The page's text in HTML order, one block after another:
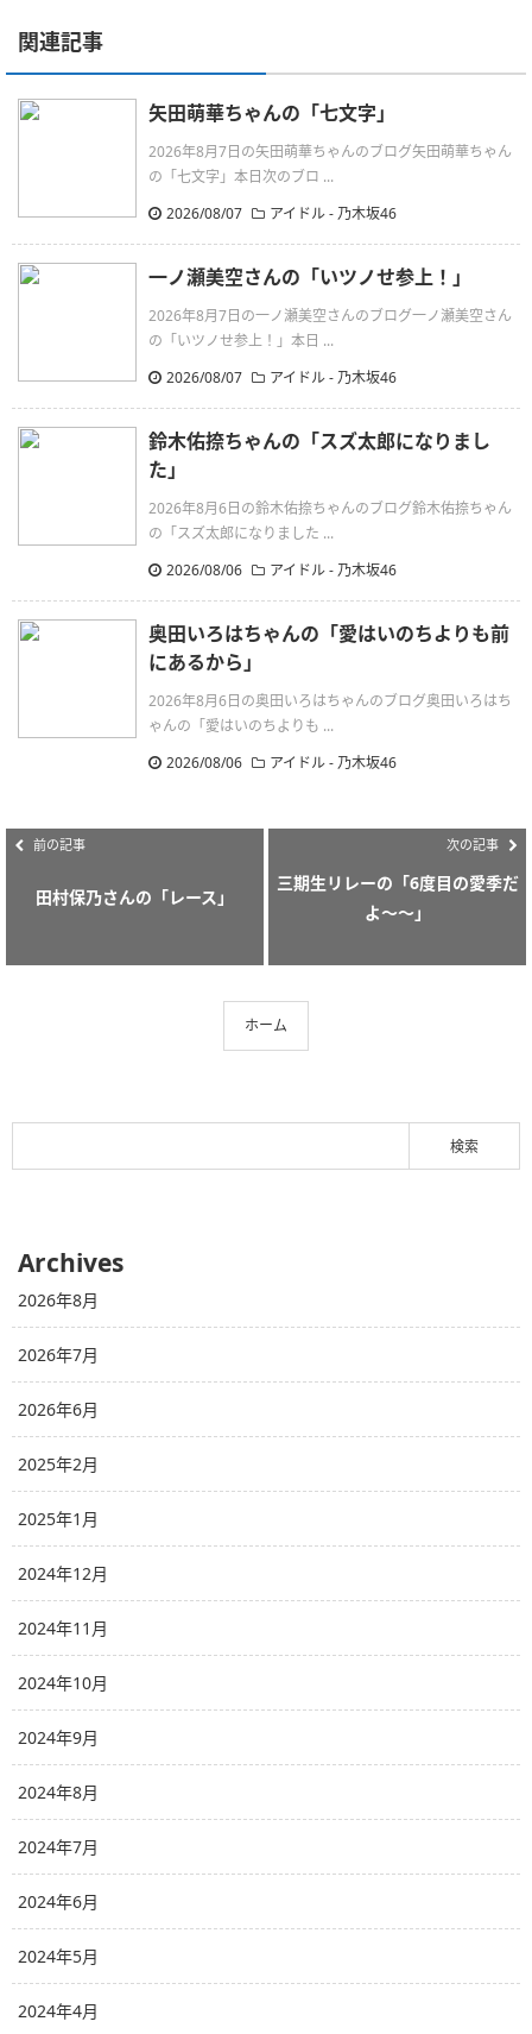
関連記事
矢田萌華ちゃんの「七文字」
2026年8月7日の矢田萌華ちゃんのブログ矢田萌華ちゃん
の「七文字」本日次のブロ ...
2026/08/07
アイドル - 乃木坂46
一ノ瀬美空さんの「いツノせ参上！」
2026年8月7日の一ノ瀬美空さんのブログ一ノ瀬美空さん
の「いツノせ参上！」本日 ...
2026/08/07
アイドル - 乃木坂46
鈴木佑捺ちゃんの「スズ太郎になりまし
た」
2026年8月6日の鈴木佑捺ちゃんのブログ鈴木佑捺ちゃん
の「スズ太郎になりました ...
2026/08/06
アイドル - 乃木坂46
奥田いろはちゃんの「愛はいのちよりも前
にあるから」
2026年8月6日の奥田いろはちゃんのブログ奥田いろはち
ゃんの「愛はいのちよりも ...
2026/08/06
アイドル - 乃木坂46
前の記事
田村保乃さんの「レース」
次の記事
三期生リレーの「6度目の愛季だ
よ〜〜」
ホーム
Archives
2026年8月
2026年7月
2026年6月
2025年2月
2025年1月
2024年12月
2024年11月
2024年10月
2024年9月
2024年8月
2024年7月
2024年6月
2024年5月
2024年4月